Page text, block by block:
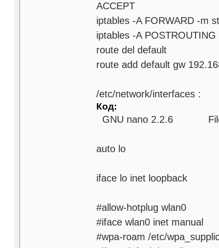
ACCEPT
iptables -A FORWARD -m
iptables -A
route del default
route add default gw
/etc/network/interfaces :
Код:
GNU nano 2.2.6 File:
auto lo
iface lo inet loopback
#allow-hotplug wlan0
#iface wlan0 inet manual
#wpa-roam /etc/